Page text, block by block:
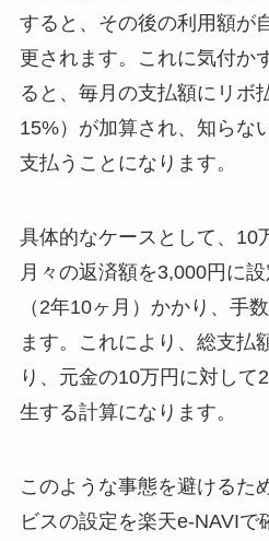
すると、その後の利用額が
更されます。これに気付か
ると、毎月の支払額にリボ
15%）が加算され、知らな
支払うことになります。
具体的なケースとして、10
月々の返済額を3,000円に
（2年10ヶ月）かかり、手
ます。これにより、総支払
り、元金の10万円に対して
生する計算になります。
このような事態を避けるた
ビスの設定を楽天e-NAVI